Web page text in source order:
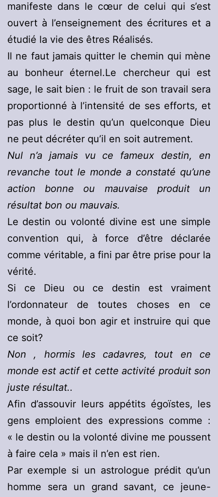
manifeste dans le cœur de celui qui s’est
ouvert à l’enseignement des écritures et a
étudié la vie des êtres Réalisés.
Il ne faut jamais quitter le chemin qui mène
au bonheur éternel.Le chercheur qui est
sage, le sait bien : le fruit de son travail sera
proportionné à l’intensité de ses efforts, et
pas plus le destin qu’un quelconque Dieu
ne peut décréter qu’il en soit autrement.
Nul n’a jamais vu ce fameux destin, en
revanche tout le monde a constaté qu’une
action bonne ou mauvaise produit un
résultat bon ou mauvais.
Le destin ou volonté divine est une simple
convention qui, à force d’être déclarée
comme véritable, a fini par être prise pour la
vérité.
Si ce Dieu ou ce destin est vraiment
l’ordonnateur de toutes choses en ce
monde, à quoi bon agir et instruire qui que
ce soit?
Non , hormis les cadavres, tout en ce
monde est actif et cette activité produit son
juste résultat..
Afin d’assouvir leurs appétits égoïstes, les
gens emploient des expressions comme :
« le destin ou la volonté divine me poussent
à faire cela » mais il n’en est rien.
Par exemple si un astrologue prédit qu’un
homme sera un grand savant, ce jeune-